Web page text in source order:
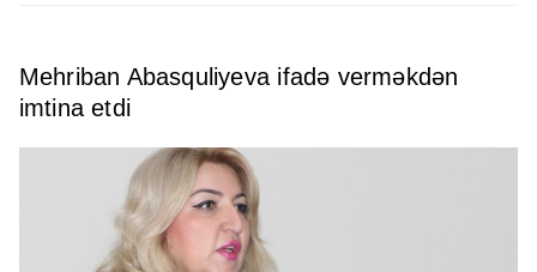
Mehriban Abasquliyeva ifadə verməkdən
imtina etdi